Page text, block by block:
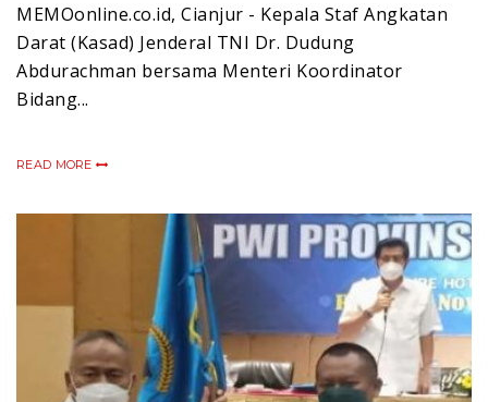
MEMOonline.co.id, Cianjur - Kepala Staf Angkatan
Darat (Kasad) Jenderal TNI Dr. Dudung
Abdurachman bersama Menteri Koordinator
Bidang...
READ MORE